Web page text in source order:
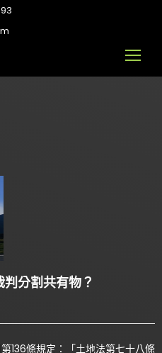
分割共有物？
136條規定：「土地法第七十八條